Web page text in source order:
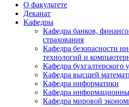
О факультете
Деканат
Кафедры
Кафедра банков,
страхования
Кафедра безопасности
технологий и
Кафедра бухгалтерского
Кафедра высшей
Кафедра информатики
Кафедра
Кафедра мировой